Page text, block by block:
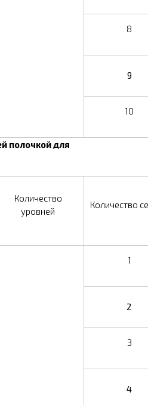
8
9
10
полочкой для
Количество
уровней
Количество
1
2
3
4